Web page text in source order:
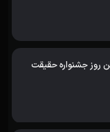
روز جشنواره حقیقت